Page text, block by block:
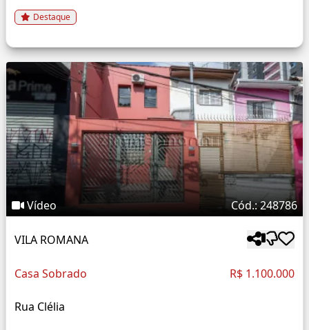
Destaque
Vídeo Cód.: 248786
VILA ROMANA
Casa Sobrado R$ 1.100.000
Rua Clélia